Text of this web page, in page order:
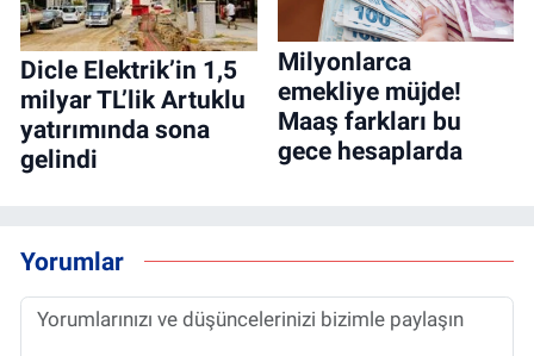
Dicle Elektrik’in 1,5
milyar TL’lik Artuklu
yatırımında sona
gelindi
Milyonlarca
emekliye müjde!
Maaş farkları bu
gece hesaplarda
Yorumlar